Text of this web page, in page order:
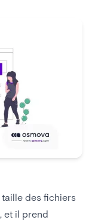
des fichiers
et il prend